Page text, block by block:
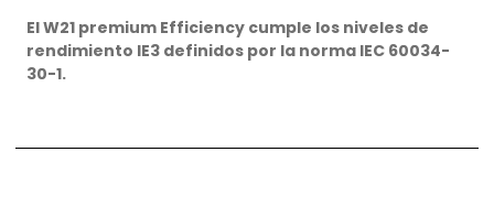
El W21 premium Efficiency cumple los niveles de
rendimiento IE3 definidos por la norma IEC 60034-
30-1.